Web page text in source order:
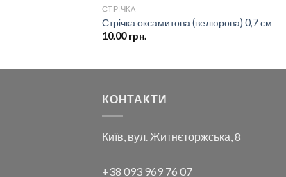
СТРІЧКА
Стрічка оксамитова (велюрова) 0,7 см
10.00грн.
КОНТАКТИ
Київ, вул. Житнєторжська, 8
+38 093 969 76 07